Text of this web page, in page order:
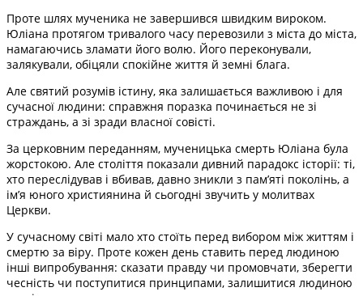
Проте шлях мученика не завершився швидким вироком.
Юліана протягом тривалого часу перевозили з міста до міста,
намагаючись зламати його волю. Його переконували,
залякували, обіцяли спокійне життя й земні блага.
Але святий розумів істину, яка залишається важливою і для
сучасної людини: справжня поразка починається не зі
страждань, а зі зради власної совісті.
За церковним переданням, мученицька смерть Юліана була
жорстокою. Але століття показали дивний парадокс історії: ті,
хто переслідував і вбивав, давно зникли з пам’яті поколінь, а
ім’я юного християнина й сьогодні звучить у молитвах
Церкви.
У сучасному світі мало хто стоїть перед вибором між життям і
смертю за віру. Проте кожен день ставить перед людиною
інші випробування: сказати правду чи промовчати, зберегти
чесність чи поступитися принципами, залишитися людиною